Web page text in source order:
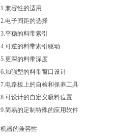
1.兼容性的适用
2.电子间距的选择
3.平稳的料带索引
4.可逆的料带索引驱动
5.更深的料带深度
6.加强型的料带窗口设计
7.电路板上的自检和保养工具
8.可设计的自定义吸料位置
9.简易的定制特殊的应用软件
机器的兼容性